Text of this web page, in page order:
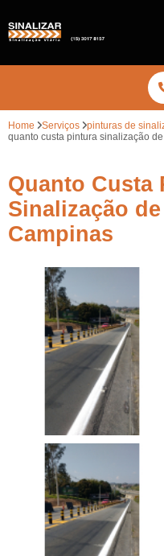
Home Serviços pinturas de
quanto custa pintura sinalização
Quanto Custa
Sinalização
Campinas